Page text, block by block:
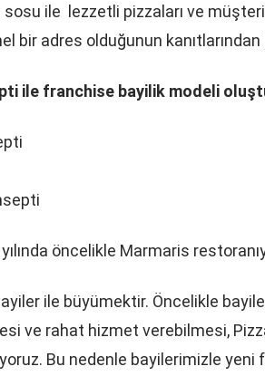
ile lezzetli pizzaları ve
bir adres olduğunun
ile franchise bayilik modeli
öncelikle Marmaris
ile büyümektir. Öncelikle
ve rahat hizmet verebilmesi,
Bu nedenle bayilerimizle yeni